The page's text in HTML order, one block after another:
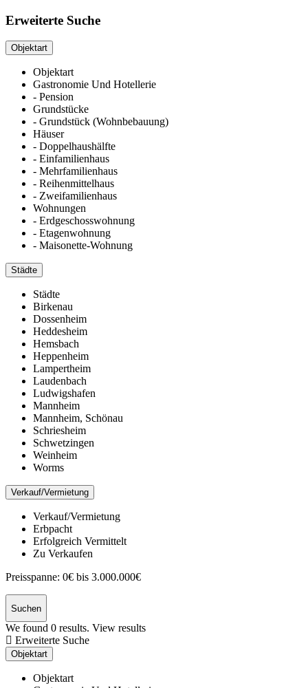
Erweiterte Suche
Objektart
Objektart
Gastronomie Und Hotellerie
- Pension
Grundstücke
- Grundstück (Wohnbebauung)
Häuser
- Doppelhaushälfte
- Einfamilienhaus
- Mehrfamilienhaus
- Reihenmittelhaus
- Zweifamilienhaus
Wohnungen
- Erdgeschosswohnung
- Etagenwohnung
- Maisonette-Wohnung
Städte
Städte
Birkenau
Dossenheim
Heddesheim
Hemsbach
Heppenheim
Lampertheim
Laudenbach
Ludwigshafen
Mannheim
Mannheim, Schönau
Schriesheim
Schwetzingen
Weinheim
Worms
Verkauf/Vermietung
Verkauf/Vermietung
Erbpacht
Erfolgreich Vermittelt
Zu Verkaufen
Preisspanne: 0€ bis 3.000.000€
Suchen
We found 0 results. View results
Erweiterte Suche
Objektart
Objektart